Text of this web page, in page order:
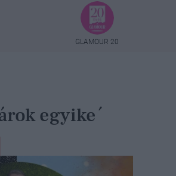
GLAMOUR 20
egyike´